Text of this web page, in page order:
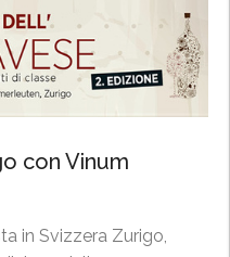
con Vinum
in Svizzera Zurigo,